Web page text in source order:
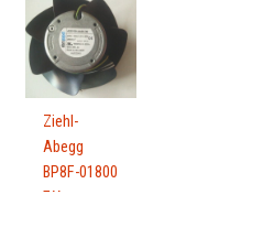
Ziehl-
Abegg
BP8F-01800
БУ